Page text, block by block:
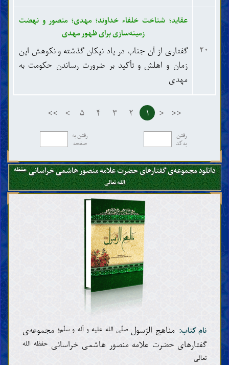
۲۰
عقاید؛ شناخت خلفاء خداوند؛ مهدی؛ منصور و نهضت
زمینه‌سازی برای ظهور مهدی
گفتاری از آن جناب در یاد نیکان گذشته و نکوهش این
زمان و اهلش و تأکید بر ضرورت رساندن حکومت به
مهدی
<<
< ۱ ۲ ۳ ۴ ۵ >
>>
رفتن
به کد
رفتن به
صفحه
دانلود مجموعه‌ی گفتارهای حضرت علامه منصور هاشمی خراسانیحفظه
الله تعالی
نام کتاب: مناهج الرّسولصلّی الله علیه و آله و سلّم؛ مجموعه‌ی
گفتارهای حضرت علامه منصور هاشمی خراسانی حفظه الله
تعالی